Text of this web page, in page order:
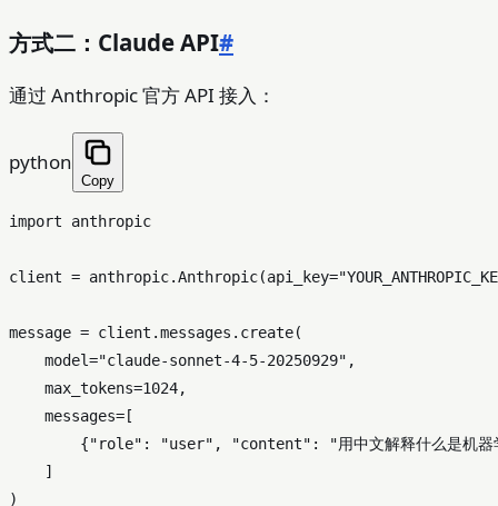
方式二：Claude API#
通过 Anthropic 官方 API 接入：
python
Copy
import anthropic
client = anthropic.Anthropic(api_key=
message = client.messages.create(
    model=
"claude-sonnet-4-5-20250929" ,
    max_tokens=
1024,
    messages=[
        {
"role" : "user" , "content" :
"用中文解释什么是机
    ]